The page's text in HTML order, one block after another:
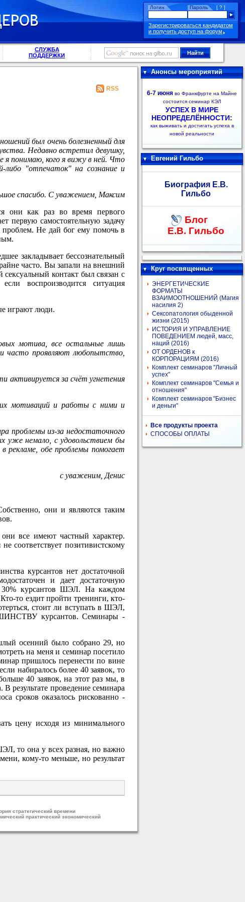
Логин [ ? ]
Пароль
Зарегистрироваться кандидатом
и получить доступ на форум
СЛУЖБА
ПОДДЕРЖКИ
RSS
был очень болезненный для
Недавно встретил девушку,
я понимаю, кого я вижу в ней. Что
либо "отпечаток" на сознание и
спасибо. С уважением, Максим
они как раз во время первого
первую самостоятельную задачу
проблем. Не дай бог ему помочь в
закладывает бессознательный
часто. Вы запали на внешний
контакт был связан с
воспроизводится ситуация
играют люди.
мотива, все остальные лишь
часто проявляют любопытство,
активируется за счёт угнетения
мотиваций и работы с ними и
проблемы из-за недостаточного
уже немало, с удовольствием бы
рекламе, обе проблемы помогает
с уваженим, Денис
они и являются таким
все имеют частный характер.
соответствует позитивистскому
курсантов нет достаточной
и дает достаточную
30% курсантов ШЭЛ. На каждом
то ездит пройти тренинги, кто-
стоит ли вступать в ШЭЛ,
курсантов. Семинары -
осенний было собрано 29, но
на меня и семинар посетило
пришлось перенести по вине
набиралось более 40 заявок, то
40 заявок, на этот раз мы, в
результате проведение семинара
сроков оказалось рискованно -
цену исходя из минимального
то она у всех разная, но важно
кому-то меньше, но результат
стратегический времени
практический экономический
Анонсы мероприятий
6-7 июня во Франкфурте на Майне
состоится семинар КЭЛ
УСПЕХ В МИРЕ
НЕОПРЕДЕЛЁННОСТИ:
как выживать и достигать успеха в
новой реальности
Евгений Гильбо
Биография Е.В.
Гильбо
Блог
Е.В. Гильбо
Круг посвященных
ЭНЕРГЕТИЧЕСКИЕ
ФОРМАТЫ
ВЗАИМООТНОШЕНИЙ (Магия
насилия 2)
Сексопатология обыденной
жизни (2015)
ИСТОРИЯ И УПРАВЛЕНИЕ
ПОВЕДЕНИЕМ людей, масс,
наций (2016)
ОТ ОРДЕНОВ к
КОРПОРАЦИЯМ (2016)
Комплект семинаров "Личный
успех"
Комплект семинаров "Семья и
отношения"
Комплект семинаров "Бизнес
и деньги"
Все продукты проекта
СПОСОБЫ ОПЛАТЫ